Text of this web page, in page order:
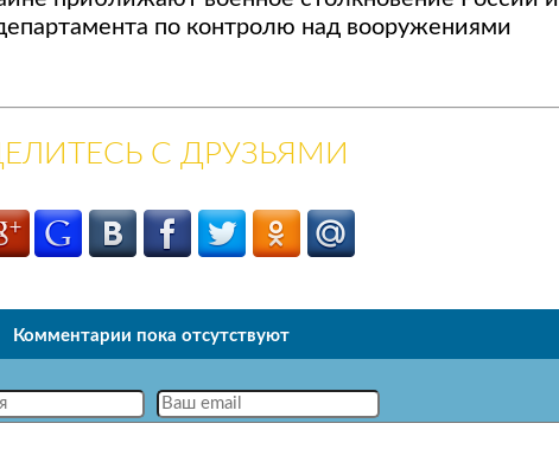
по контролю над вооружениями
С ДРУЗЬЯМИ
Комментарии пока отсутствуют